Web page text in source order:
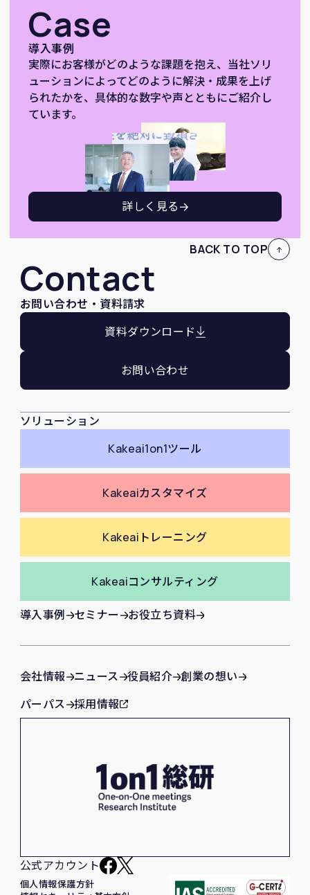
Case
導入事例
実際にお客様がどのような課題を抱え、当社ソリ
ューションによってどのように解決・成果を上げ
られたかを、具体的な数字や声とともにご紹介し
ています。
詳しく見る
BACK TO TOP
Contact
お問い合わせ・資料請求
資料ダウンロード
お問い合わせ
ソリューション
Kakeai1on1ツール
Kakeaiカスタマイズ
Kakeai トレーニング
Kakeaiコンサルティング
導入事例 セミナー お役立ち資料
会社情報 ニュース 役員紹介 創業の想い
パーパス
採用情報
公式アカウント
個人情報保護方針